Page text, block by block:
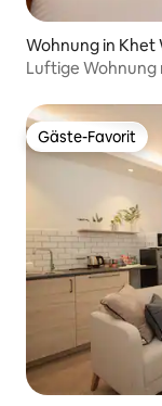
Wohnung in Khet
Luftige Wohnung
Gäste-Favorit
Gäste-Favorit